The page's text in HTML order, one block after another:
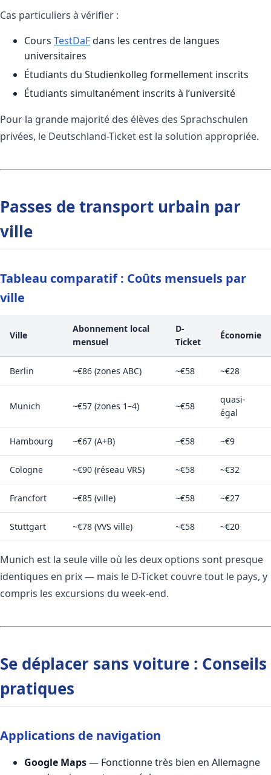
Cas particuliers à vérifier :
Cours TestDaFdans les centres de langues
universitaires
Étudiants du Studienkolleg formellement inscrits
Étudiants simultanément inscrits à l’université
Pour la grande majorité des élèves des Sprachschulen
privées, le Deutschland-Ticket est la solution appropriée.
Passes de transport urbain par
ville
Tableau comparatif : Coûts mensuels par
ville
Ville
Abonnement local
mensuel
D-
Ticket
Économie
Berlin ~€86 (zones ABC) ~€58 ~€28
Munich ~€57 (zones 1–4) ~€58
quasi-
égal
Hambourg ~€67 (A+B) ~€58 ~€9
Cologne ~€90 (réseau VRS) ~€58 ~€32
Francfort ~€85 (ville) ~€58 ~€27
Stuttgart ~€78 (VVS ville) ~€58 ~€20
Munich est la seule ville où les deux options sont presque
identiques en prix — mais le D-Ticket couvre tout le pays, y
compris les excursions du week-end.
Se déplacer sans voiture : Conseils
pratiques
Applications de navigation
Google Maps— Fonctionne très bien en Allemagne